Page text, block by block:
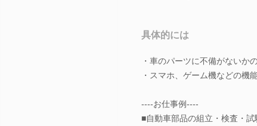
具体的には
・車のパーツに不備がないか
・スマホ、ゲーム機などの
----お仕事例----
■自動車部品の組立・検査・試